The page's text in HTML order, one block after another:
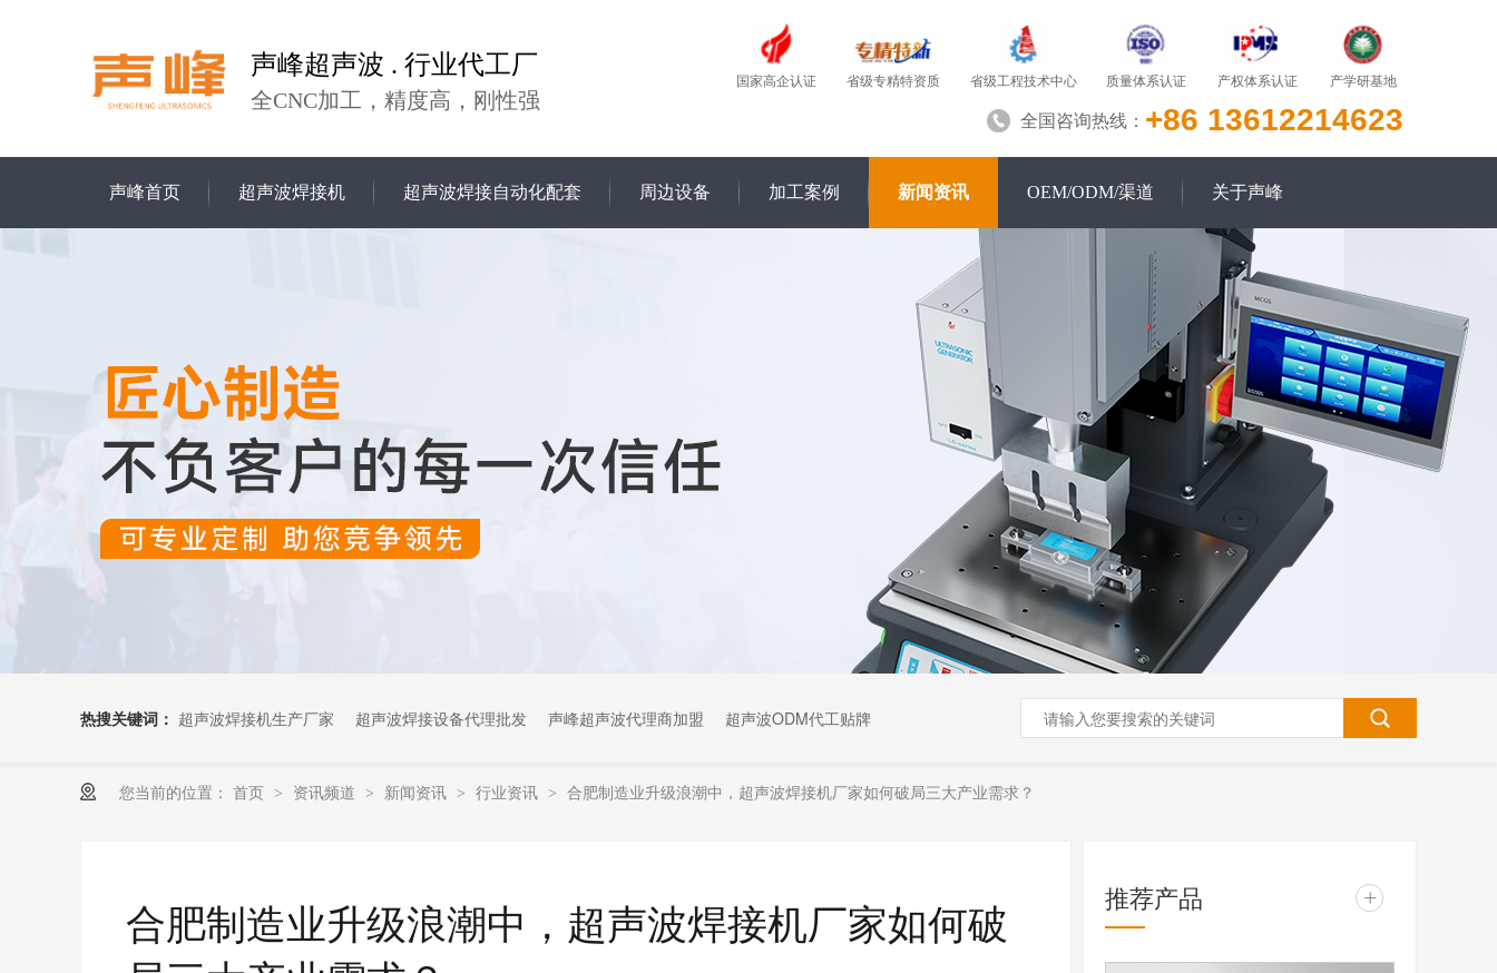
声峰超声波 . 行业代工厂
全CNC加工，精度高，刚性强
国家高企认证 省级专精特资质 省级工程技术中心 质量体系认证 产权体系认证 产学研基地
全国咨询热线： +86 13612214623
声峰首页 超声波焊接机 超声波焊接自动化配套 周边设备 加工案例 新闻资讯 OEM/ODM/渠道 关于声峰
热搜关键词： 超声波焊接机生产厂家 超声波焊接设备代理批发 声峰超声波代理商加盟 超声波ODM代工贴牌
超声波OEM代加工
您当前的位置： 首页 > 资讯频道 > 新闻资讯 > 行业资讯 > 合肥制造业升级浪潮中，超声波焊接机厂家如何破局三大产业需求？
合肥制造业升级浪潮中，超声波焊接机厂家如何破
推荐产品 +